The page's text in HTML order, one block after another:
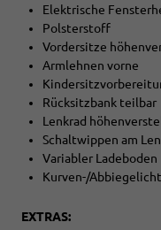
Elektrische
Polsterstoff
Vordersitze
Armlehnen vorne
Rücksitzbank teilbar
Lenkrad
Schaltwippen am
Variabler Ladeboden
Kurven-/Abbiegelicht
EXTRAS: